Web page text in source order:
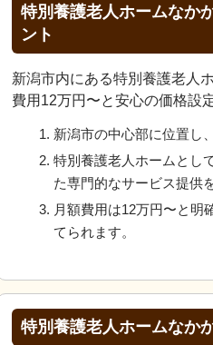
特別養護老人ホームなか
ント
新潟市内にある特別養護老人
費用12万円〜と安心の価格設
新潟市の中心部に位置し
特別養護老人ホームとし
た専門的なサービス提供
月額費用は12万円〜と明
てられます。
特別養護老人ホームなか